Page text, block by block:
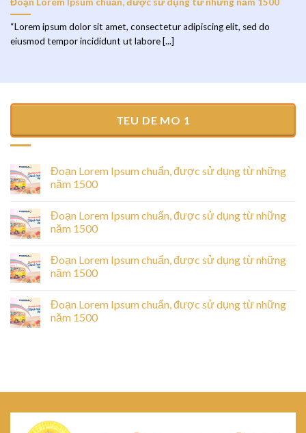
“Lorem ipsum dolor sit amet, consectetur adipiscing elit, sed do
eiusmod tempor incididunt ut labore [...]
TEU DE MO 1
Đoạn Lorem Ipsum chuẩn, được sử dụng từ những
năm 1500
Đoạn Lorem Ipsum chuẩn, được sử dụng từ những
năm 1500
Đoạn Lorem Ipsum chuẩn, được sử dụng từ những
năm 1500
Đoạn Lorem Ipsum chuẩn, được sử dụng từ những
năm 1500